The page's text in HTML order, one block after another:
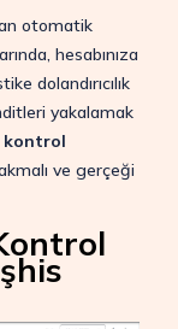
otomatik
hesabınıza
dolandırıcılık
yakalamak
kontrol
ve gerçeği